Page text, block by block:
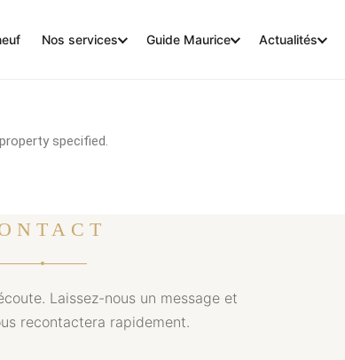
Nos services Guide Maurice Actualités
specified.
Laissez-nous un message et
recontactera rapidement.